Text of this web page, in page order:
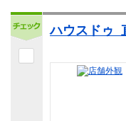
ハウスドゥ